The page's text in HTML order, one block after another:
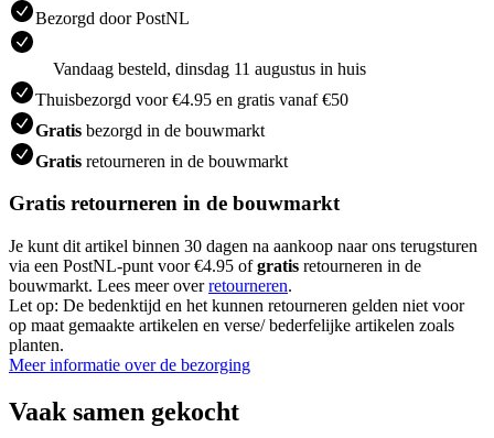
Bezorgd door PostNL
Vandaag besteld, dinsdag 11 augustus in huis
Thuisbezorgd voor €4.95 en gratis vanaf €50
Gratis bezorgd in de bouwmarkt
Gratis retourneren in de bouwmarkt
Gratis retourneren in de bouwmarkt
Je kunt dit artikel binnen 30 dagen na aankoop naar ons terugsturen
via een PostNL-punt voor €4.95 ofgratis retourneren in de
bouwmarkt. Lees meer overretourneren.
Let op: De bedenktijd en het kunnen retourneren gelden niet voor
op maat gemaakte artikelen en verse/ bederfelijke artikelen zoals
planten.
Meer informatie over de bezorging
Vaak samen gekocht